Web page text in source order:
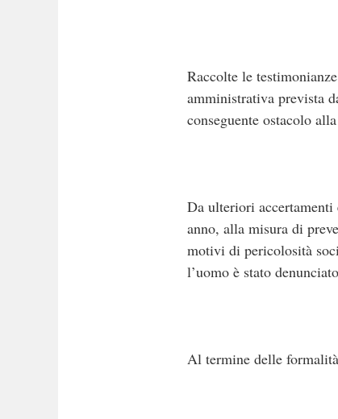
Raccolte le
amministrativa prevista
conseguente ostacolo
Da ulteriori accertamenti
anno, alla misura di
motivi di pericolosità
l’uomo è stato
Al termine delle